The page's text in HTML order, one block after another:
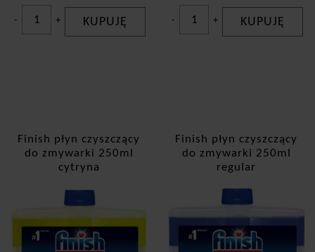
- + KUPUJĘ - + KUPUJĘ
Finish płyn czyszczący
do zmywarki 250ml
cytryna
Finish płyn czyszczący
do zmywarki 250ml
regular